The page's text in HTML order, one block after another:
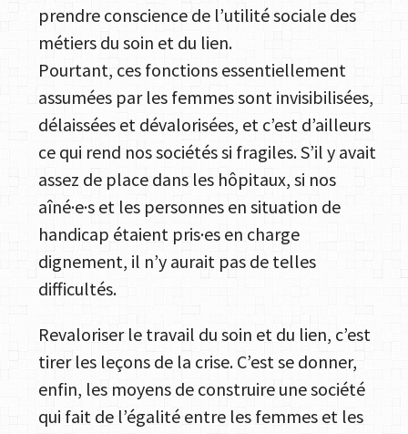
prendre conscience de l’utilité sociale des
métiers du soin et du lien.
Pourtant, ces fonctions essentiellement
assumées par les femmes sont invisibilisées,
délaissées et dévalorisées, et c’est d’ailleurs
ce qui rend nos sociétés si fragiles. S’il y avait
assez de place dans les hôpitaux, si nos
aîné·e·s et les personnes en situation de
handicap étaient pris·es en charge
dignement, il n’y aurait pas de telles
difficultés.
Revaloriser le travail du soin et du lien, c’est
tirer les leçons de la crise. C’est se donner,
enfin, les moyens de construire une société
qui fait de l’égalité entre les femmes et les